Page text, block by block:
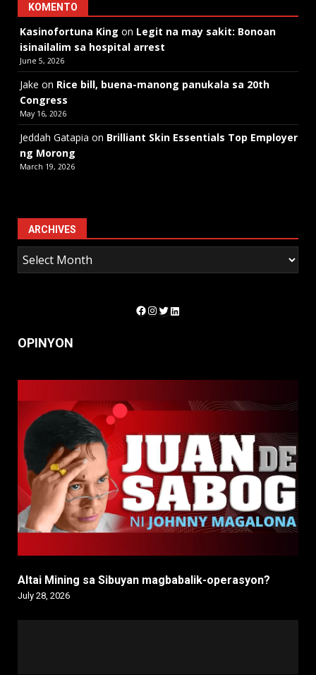
KOMENTO
Kasinofortuna King on Legit na may sakit: Bonoan
isinailalim sa hospital arrest
June 5, 2026
Jake on Rice bill, buena-manong panukala sa 20th
Congress
May 16, 2026
Jeddah Gatapia on Brilliant Skin Essentials Top Employer
ng Morong
March 19, 2026
ARCHIVES
Facebook
Instagram
Twitter
LinkedIn
OPINYON
Altai Mining sa Sibuyan magbabalik-operasyon?
July 28, 2026